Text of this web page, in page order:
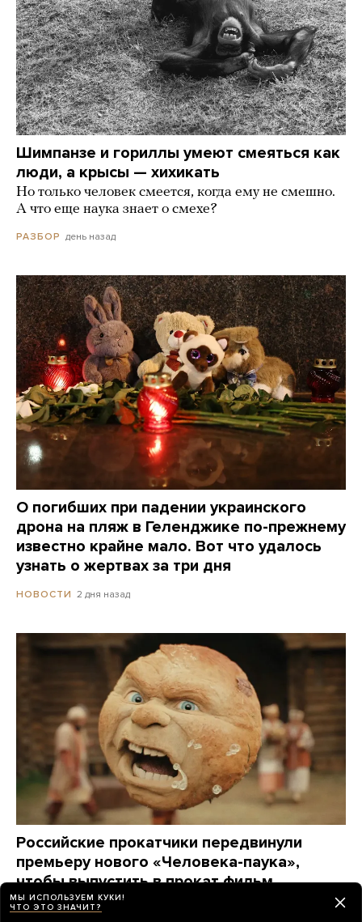
Шимпанзе и гориллы умеют смеяться как
люди, а крысы — хихикать
Но только человек смеется, когда ему не смешно.
А что еще наука знает о смехе?
РАЗБОР день назад
О погибших при падении украинского
дрона на пляж в Геленджике по-прежнему
известно крайне мало. Вот что удалось
узнать о жертвах за три дня
НОВОСТИ 2 дня назад
Российские прокатчики передвинули
премьеру нового «Человека-паука»,
чтобы выпустить в прокат фильм
о Колобке
МЫ ИСПОЛЬЗУЕМ КУКИ!
ЧТО ЭТО ЗНАЧИТ?